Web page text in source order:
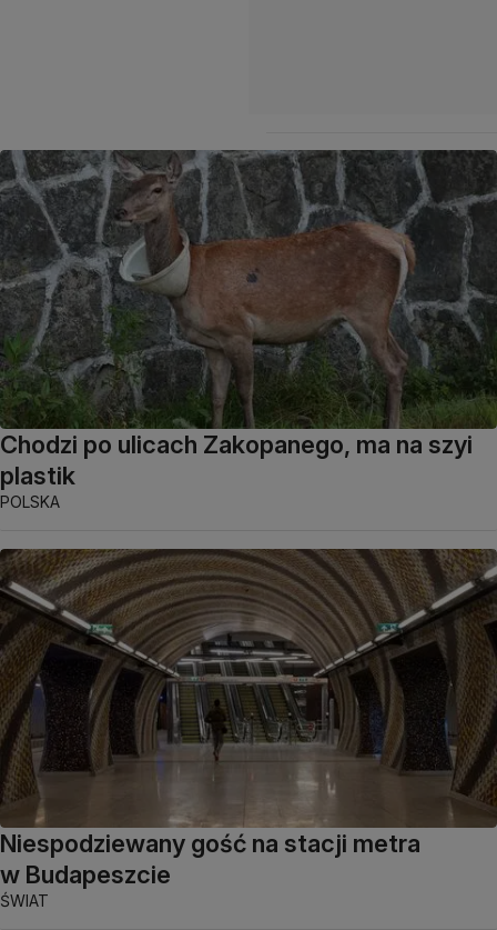
Chodzi po ulicach Zakopanego, ma na szyi
plastik
POLSKA
Niespodziewany gość na stacji metra
w Budapeszcie
ŚWIAT